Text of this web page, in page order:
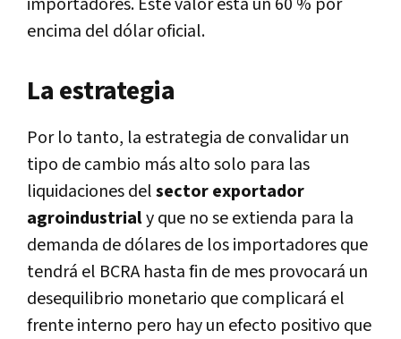
encima del dólar oficial.
La estrategia
Por lo tanto, la estrategia de convalidar un
tipo de cambio más alto solo para las
liquidaciones delsector exportador
agroindustrialy que no se extienda para la
demanda de dólares de los importadores que
tendrá el BCRA hasta fin de mes provocará un
desequilibrio monetario que complicará el
frente interno pero hay un efecto positivo que